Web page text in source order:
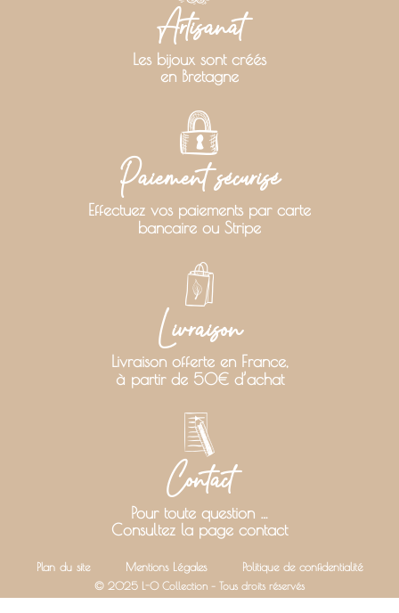
Artisanat
Les bijoux sont créés
en Bretagne
Paiement sécurisé
Effectuez vos paiements par carte
bancaire ou Stripe
Livraison
Livraison offerte en France,
à partir de 50€ d’achat
Contact
Pour toute question …
Consultez la page contact
Plan du site Mentions Légales Politique de confidentialité
© 2025 L-O Collection – Tous droits réservés